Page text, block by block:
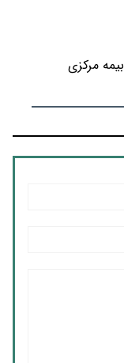
بیمه مرکزی